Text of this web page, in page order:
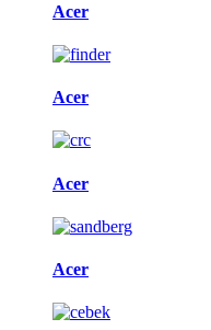
Acer
Acer
Acer
Acer